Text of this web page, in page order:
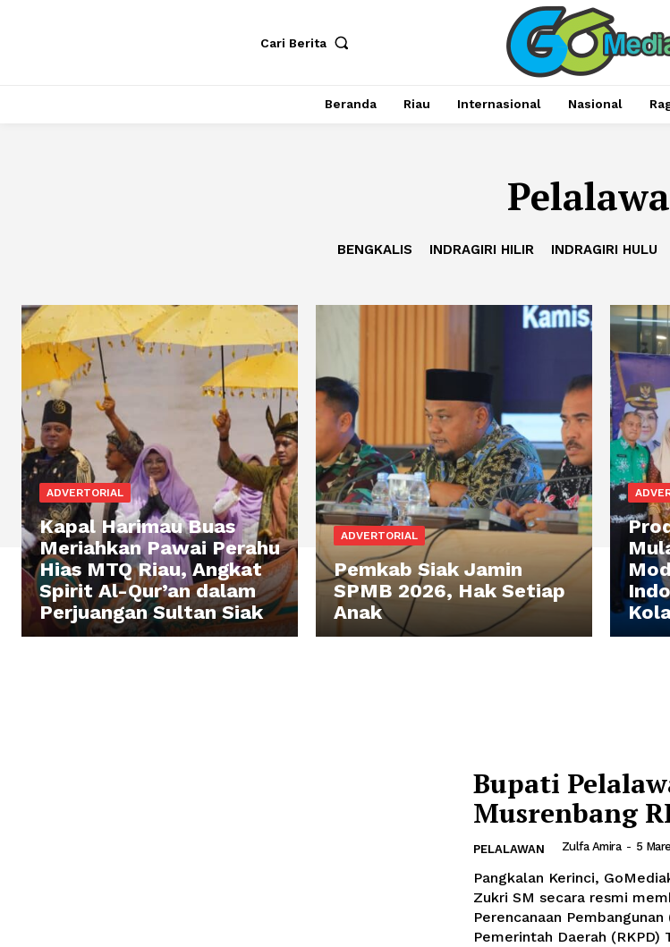
Cari Berita
Beranda Riau Internasional Nasional
BENGKALIS INDRAGIRI HILIR INDRAGIRI HULU
ADVERTORIAL
Kapal Harimau Buas
Meriahkan Pawai Perahu
Hias MTQ Riau, Angkat
Spirit Al-Qur’an dalam
Perjuangan Sultan Siak
ADVERTORIAL
Pemkab Siak Jamin
SPMB 2026, Hak Setiap
Anak
Bupati
Musrenbang
PELALAWAN Zulfa Amira - 5
Pangkalan Kerinci,
Zukri SM secara resmi
Perencanaan
Pemerintah Daerah (RKPD)